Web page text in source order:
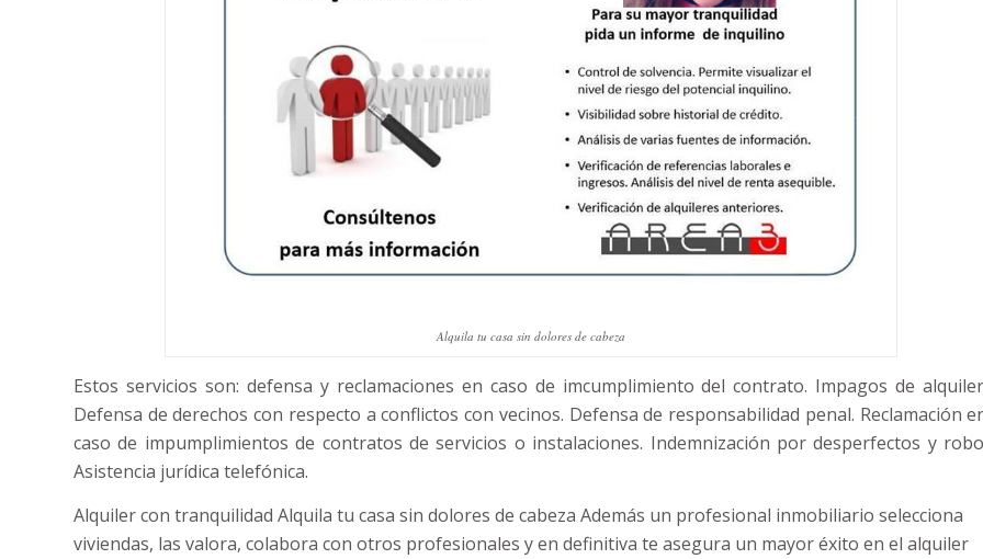
Alquila tu casa sin dolores de cabeza
Estos servicios son: defensa y reclamaciones en caso de imcumplimiento del contrato. Impagos de
Defensa de derechos con respecto a conflictos con vecinos. Defensa de responsabilidad penal. Reclamación
caso de impumplimientos de contratos de servicios o instalaciones. Indemnización por desperfectos y
Asistencia jurídica telefónica.
Alquiler con tranquilidad Alquila tu casa sin dolores de cabeza Además un profesional inmobiliario selecciona
viviendas, las valora, colabora con otros profesionales y en definitiva te asegura un mayor éxito en el alquiler